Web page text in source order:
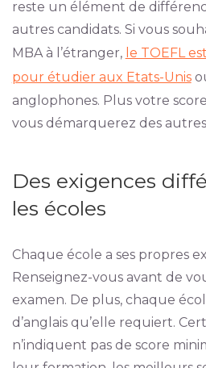
reste un élément de
autres candidats. Si vous
MBA à l’étranger, le TOEFL
pour étudier aux Etats-Unis
anglophones. Plus votre
vous démarquerez des
Des exigences
les écoles
Chaque école a ses propres
Renseignez-vous avant de
examen. De plus, chaque
d’anglais qu’elle requiert.
n’indiquent pas de score